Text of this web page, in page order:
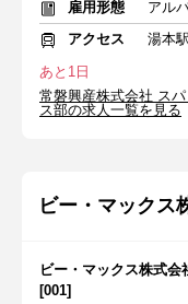
雇用形態
アル
アクセス
湯本
あと1日
常磐興産株式会社 ス
ス部の求人一覧を見る
ビー・マックス
ビー・マックス株式
[001]